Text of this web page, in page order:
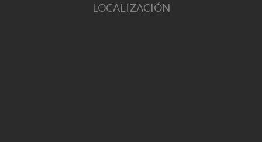
LOCALIZACIÓN